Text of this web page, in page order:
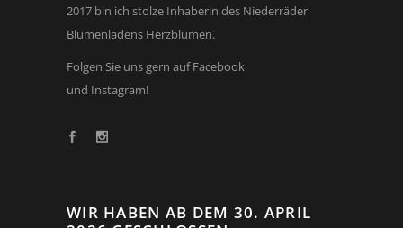
2017 bin ich stolze Inhaberin des Niederräder
Blumenladens Herzblumen.
Folgen Sie uns gern auf Facebook
und Instagram!
WIR HABEN AB DEM 30. APRIL